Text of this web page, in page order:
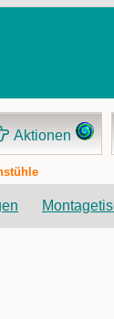
Aktionen